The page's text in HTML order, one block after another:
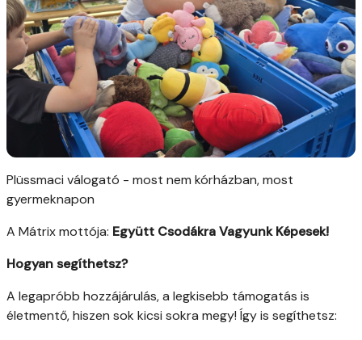
Plüssmaci válogató - most nem kórházban, most
gyermeknapon
A Mátrix mottója: Együtt Csodákra Vagyunk Képesek!
Hogyan segíthetsz?
A legapróbb hozzájárulás, a legkisebb támogatás is
életmentő, hiszen sok kicsi sokra megy! Így is segíthetsz: